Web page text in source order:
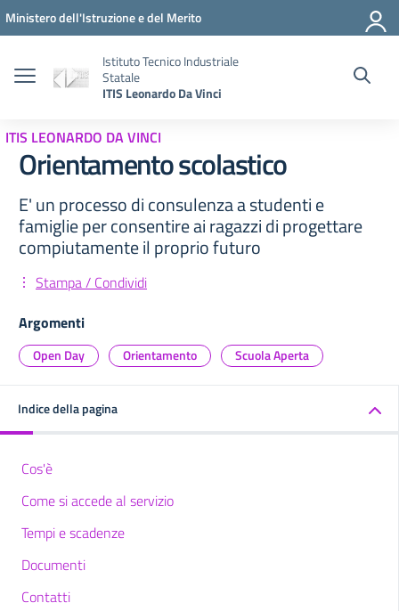
Vai ai contenuti
Vai al menu di navigazione
Vai al footer
Ministero dell'Istruzione e del Merito
Istituto Tecnico Industriale
Statale
ITIS Leonardo Da Vinci
ITIS LEONARDO DA VINCI
Orientamento scolastico
E' un processo di consulenza a studenti e
famiglie per consentire ai ragazzi di progettare
compiutamente il proprio futuro
Stampa / Condividi
Argomenti
Open Day Orientamento Scuola Aperta
Indice della pagina
Cos'è
Come si accede al servizio
Tempi e scadenze
Documenti
Contatti